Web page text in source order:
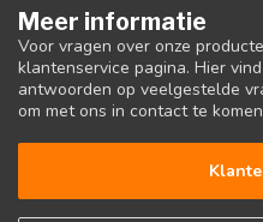
Meer informatie
Voor vragen over onze
klantenservice pagina. Hier
antwoorden op veelgestelde
om met ons in contact te